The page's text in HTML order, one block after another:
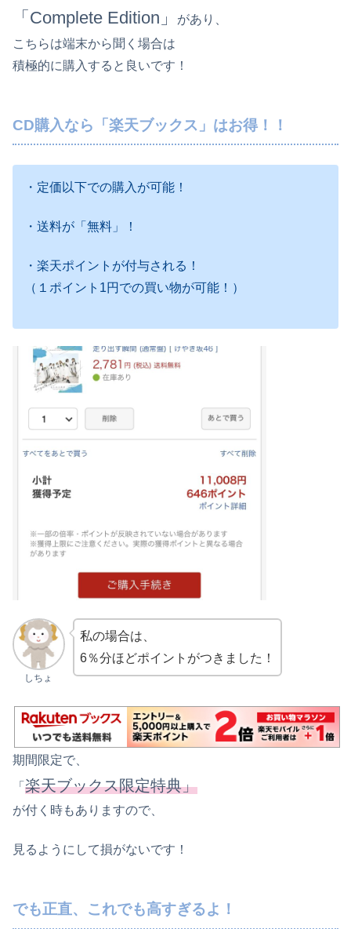
「Complete Edition」
があり、
こちらは端末から聞く場合は
積極的に購入すると良いです！
CD購入なら「楽天ブックス」はお得！！
・定価以下での購入が可能！
・送料が「無料」！
・楽天ポイントが付与される！
（１ポイント1円での買い物が可能！）
しちょ
私の場合は、
6％分ほどポイントがつきました！
期間限定で、
「 楽天ブックス限定特典」
が付く時もありますので、
見るようにして損がないです！
でも正直、これでも高すぎるよ！